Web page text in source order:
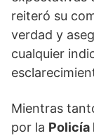
reiteró su
verdad y
cualquier
Mientras
por la Policía